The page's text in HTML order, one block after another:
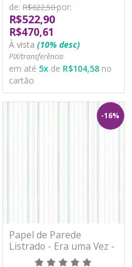
de: R$622,50por:
R$522,90
R$470,61
À vista (10% desc)
PIX/transferência
em até 5x de R$104,58 no
cartão
-16%
Papel de Parede
Listrado - Era uma Vez -
89761 - Vinílico